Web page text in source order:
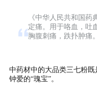
《中华人民共和国药
定痛。用于咯血，吐
胸腹刺痛，跌扑肿痛
中药材中的大品类三七粉
钟爱的“瑰宝”。